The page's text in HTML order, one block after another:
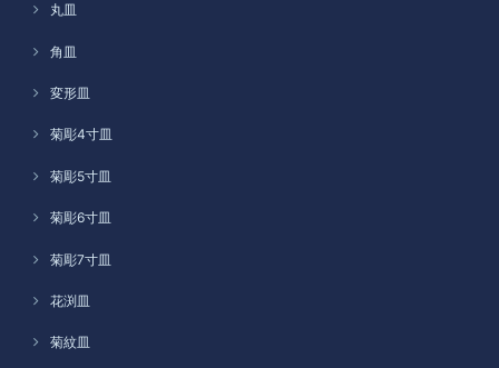
丸皿
角皿
変形皿
菊彫4寸皿
菊彫5寸皿
菊彫6寸皿
菊彫7寸皿
花渕皿
菊紋皿